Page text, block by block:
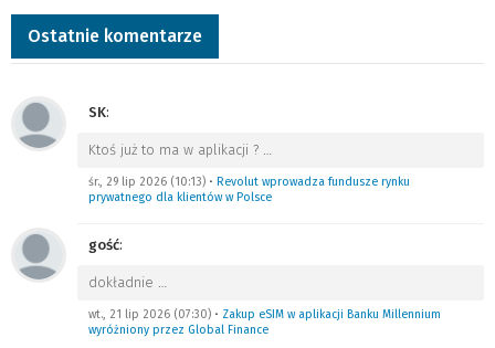
Ostatnie komentarze
SK:
Ktoś już to ma w aplikacji ? …
śr., 29 lip 2026 (10:13) • Revolut wprowadza fundusze rynku
prywatnego dla klientów w Polsce
gość:
dokładnie …
wt., 21 lip 2026 (07:30) • Zakup eSIM w aplikacji Banku Millennium
wyróżniony przez Global Finance